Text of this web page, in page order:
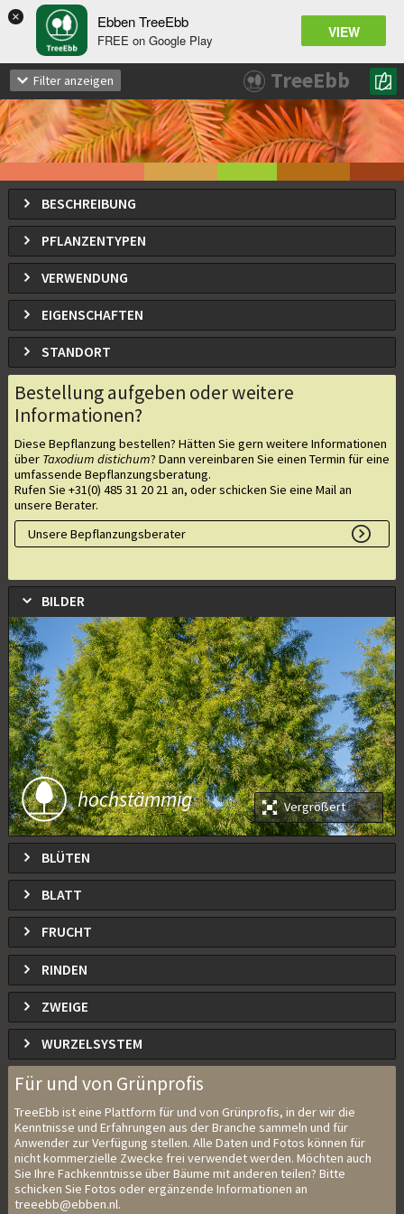
× Ebben TreeEbb
FREE on Google Play VIEW
Taxodium distichum
Echte Sumpfzypresse, Sumpfeib
BESCHREIBUNG
PFLANZENTYPEN
VERWENDUNG
EIGENSCHAFTEN
STANDORT
Bestellung aufgeben oder weitere
Informationen?
Diese Bepflanzung bestellen? Hätten Sie gern weitere Informationen
über Taxodium distichum? Dann vereinbaren Sie einen Termin für eine
umfassende Bepflanzungsberatung.
Rufen Sie +31(0) 485 31 20 21 an, oder schicken Sie eine Mail an
unsere Berater.
Unsere Bepflanzungsberater
BILDER
Vergrößert
hochstämmig
BLÜTEN
BLATT
FRUCHT
RINDEN
ZWEIGE
WURZELSYSTEM
Für und von Grünprofis
TreeEbb ist eine Plattform für und von Grünprofis, in der wir die
Kenntnisse und Erfahrungen aus der Branche sammeln und für
Anwender zur Verfügung stellen. Alle Daten und Fotos können für
nicht kommerzielle Zwecke frei verwendet werden. Möchten auch
Sie Ihre Fachkenntnisse über Bäume mit anderen teilen? Bitte
schicken Sie Fotos oder ergänzende Informationen an
treeebb@ebben.nl.
Filter anzeigen TreeEbb